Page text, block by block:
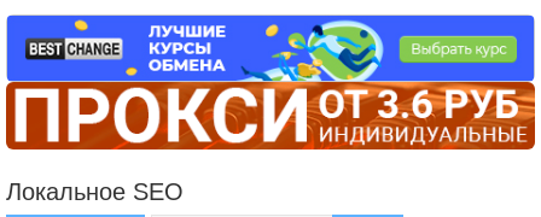
Локальное SEO